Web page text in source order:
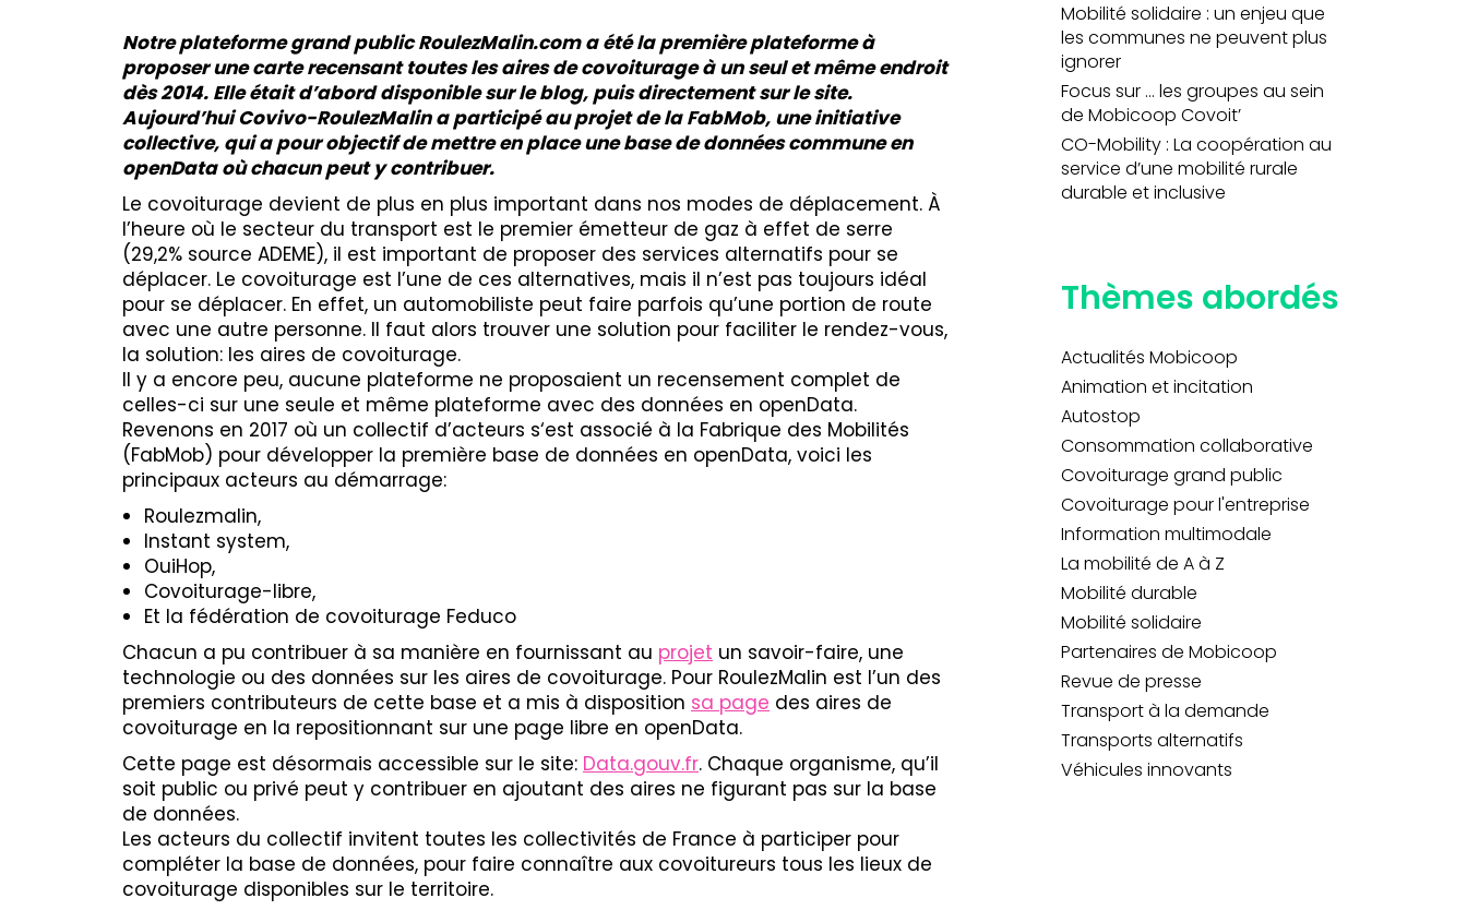
Notre plateforme grand public RoulezMalin.com a été la première plateforme à
proposer une carte recensant toutes les aires de covoiturage à un seul et même endroit
dès 2014. Elle était d’abord disponible sur le blog, puis directement sur le site.
Aujourd’hui Covivo-RoulezMalin a participé au projet de la FabMob, une initiative
collective, qui a pour objectif de mettre en place une base de données commune en
openData où chacun peut y contribuer.
Le covoiturage devient de plus en plus important dans nos modes de déplacement. À
l’heure où le secteur du transport est le premier émetteur de gaz à effet de serre
(29,2% source ADEME), il est important de proposer des services alternatifs pour se
déplacer. Le covoiturage est l’une de ces alternatives, mais il n’est pas toujours idéal
pour se déplacer. En effet, un automobiliste peut faire parfois qu’une portion de route
avec une autre personne. Il faut alors trouver une solution pour faciliter le rendez-vous,
la solution: les aires de covoiturage.
Il y a encore peu, aucune plateforme ne proposaient un recensement complet de
celles-ci sur une seule et même plateforme avec des données en openData.
Revenons en 2017 où un collectif d’acteurs s‘est associé à la Fabrique des Mobilités
(FabMob) pour développer la première base de données en openData, voici les
principaux acteurs au démarrage:
Roulezmalin,
Instant system,
OuiHop,
Covoiturage-libre,
Et la fédération de covoiturage Feduco
Chacun a pu contribuer à sa manière en fournissant au projet un savoir-faire, une
technologie ou des données sur les aires de covoiturage. Pour RoulezMalin est l’un des
premiers contributeurs de cette base et a mis à disposition sa page des aires de
covoiturage en la repositionnant sur une page libre en openData.
Cette page est désormais accessible sur le site: Data.gouv.fr. Chaque organisme, qu’il
soit public ou privé peut y contribuer en ajoutant des aires ne figurant pas sur la base
de données.
Les acteurs du collectif invitent toutes les collectivités de France à participer pour
compléter la base de données, pour faire connaître aux covoitureurs tous les lieux de
covoiturage disponibles sur le territoire.
Mobilité solidaire : un enjeu que
les communes ne peuvent plus
ignorer
Focus sur … les groupes au sein
de Mobicoop Covoit’
CO-Mobility : La coopération au
service d’une mobilité rurale
durable et inclusive
Thèmes abordés
Actualités Mobicoop
Animation et incitation
Autostop
Consommation collaborative
Covoiturage grand public
Covoiturage pour l'entreprise
Information multimodale
La mobilité de A à Z
Mobilité durable
Mobilité solidaire
Partenaires de Mobicoop
Revue de presse
Transport à la demande
Transports alternatifs
Véhicules innovants